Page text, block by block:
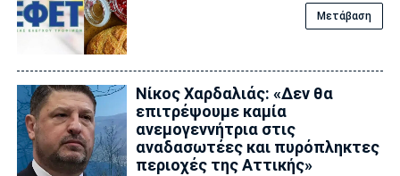
Μετάβαση
Νίκος Χαρδαλιάς: «Δεν θα
επιτρέψουμε καμία
ανεμογεννήτρια στις
αναδασωτέες και πυρόπληκτες
περιοχές της Αττικής»